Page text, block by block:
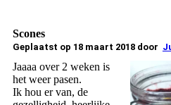
Scones
Geplaatst op 18 maart 2018 door
Jaaaa over 2 weken is
het weer pasen.
Ik hou er van, de